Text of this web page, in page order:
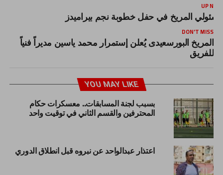
UP
المريخ في حفل خطوبة نجم بيراميدز
DON'T MISS
المريخ البورسعيدى يُعلن إستمرار محمد ياسين مديراً فنياً
للفريق
YOU MAY LIKE
بسبب لجنة المسابقات.. معسكرات حكام
المحترفين والقسم الثاني في توقيت واحد
اعتذار عبدالواحد عن نبروه قبل انطلاق الدوري